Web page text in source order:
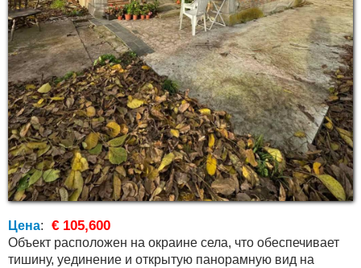
Цена: € 105,600
Объект расположен на окраине села, что обеспечивает
тишину, уединение и открытую панорамную вид на